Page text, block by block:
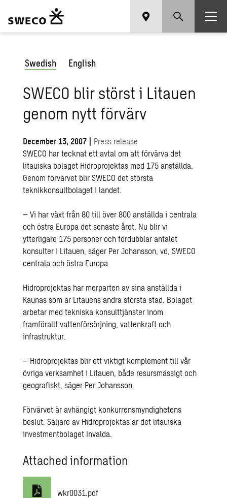
Swedish English
SWECO blir störst i Litauen
genom nytt förvärv
December 13, 2007 | Press release
SWECO har tecknat ett avtal om att förvärva det
litauiska bolaget Hidroprojektas med 175 anställda.
Genom förvärvet blir SWECO det största
teknikkonsultbolaget i landet.
– Vi har växt från 80 till över 800 anställda i centrala
och östra Europa det senaste året. Nu blir vi
ytterligare 175 personer och fördubblar antalet
konsulter i Litauen, säger Per Johansson, vd, SWECO
centrala och östra Europa.
Hidroprojektas har merparten av sina anställda i
Kaunas som är Litauens andra största stad. Bolaget
arbetar med tekniska konsulttjänster inom
framförallt vattenförsörjning, vattenkraft och
infrastruktur.
– Hidroprojektas blir ett viktigt komplement till vår
övriga verksamhet i Litauen, både resursmässigt och
geografiskt, säger Per Johansson.
Förvärvet är avhängigt konkurrensmyndighetens
beslut. Säljare av Hidroprojektas är det litauiska
investmentbolaget Invalda.
Attached information
wkr0031.pdf